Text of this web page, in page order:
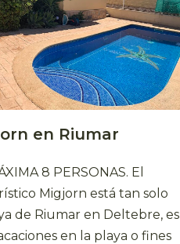
en Riumar
8 PERSONAS. El
Migjorn está tan solo
de Riumar en Deltebre, es
en la playa o fines